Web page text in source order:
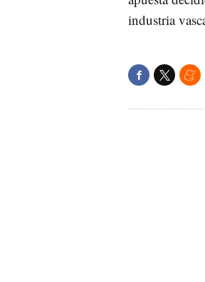
industria